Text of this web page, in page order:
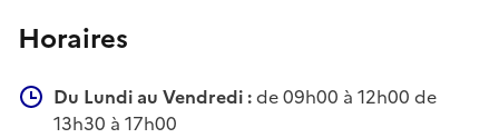
Horaires
Du Lundi au Vendredi :de 09h00 à 12h00 de
13h30 à 17h00